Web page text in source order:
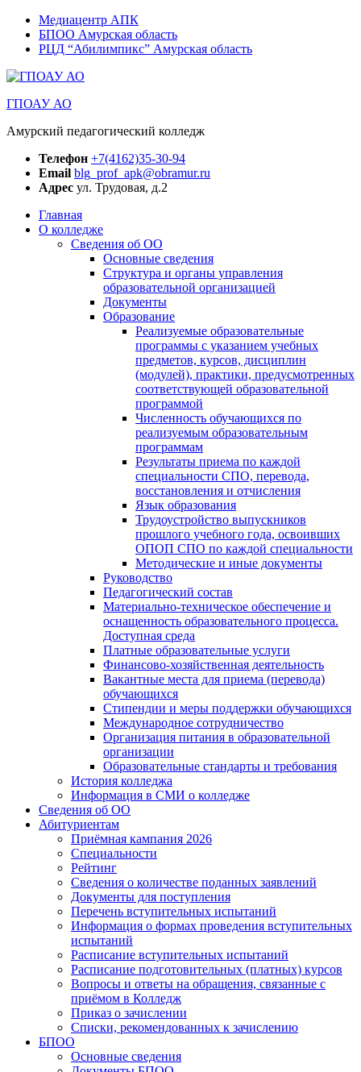
Медиацентр АПК
БПОО Амурская область
РЦД “Абилимпикс” Амурская область
ГПОАУ АО
Амурский педагогический колледж
Телефон +7(4162)35-30-94
Email blg_prof_apk@obramur.ru
Адрес ул. Трудовая, д.2
Главная
О колледже
Сведения об ОО
Основные сведения
Структура и органы управления
образовательной организацией
Документы
Образование
Реализуемые образовательные
программы с указанием учебных
предметов, курсов, дисциплин
(модулей), практики, предусмотренных
соответствующей образовательной
программой
Численность обучающихся по
реализуемым образовательным
программам
Результаты приема по каждой
специальности СПО, перевода,
восстановления и отчисления
Язык образования
Трудоустройство выпускников
прошлого учебного года, освоивших
ОПОП СПО по каждой специальности
Методические и иные документы
Руководство
Педагогический состав
Материально-техническое обеспечение и
оснащенность образовательного процесса.
Доступная среда
Платные образовательные услуги
Финансово-хозяйственная деятельность
Вакантные места для приема (перевода)
обучающихся
Стипендии и меры поддержки обучающихся
Международное сотрудничество
Организация питания в образовательной
организации
Образовательные стандарты и требования
История колледжа
Информация в СМИ о колледже
Сведения об ОО
Абитуриентам
Приёмная кампания 2026
Специальности
Рейтинг
Сведения о количестве поданных заявлений
Документы для поступления
Перечень вступительных испытаний
Информация о формах проведения вступительных
испытаний
Расписание вступительных испытаний
Расписание подготовительных (платных) курсов
Вопросы и ответы на обращения, связанные с
приёмом в Колледж
Приказ о зачислении
Списки, рекомендованных к зачислению
БПОО
Основные сведения